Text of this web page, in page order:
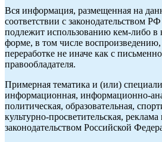
Вся информация, размещенная на
соответствии с законодательством
подлежит использованию кем-либо в
форме, в том числе
переработке не иначе как с
правообладателя.
Примерная тематика и (или)
информационная, информационно-
политическая, образовательная,
культурно-просветительская, реклама
законодательством Российской